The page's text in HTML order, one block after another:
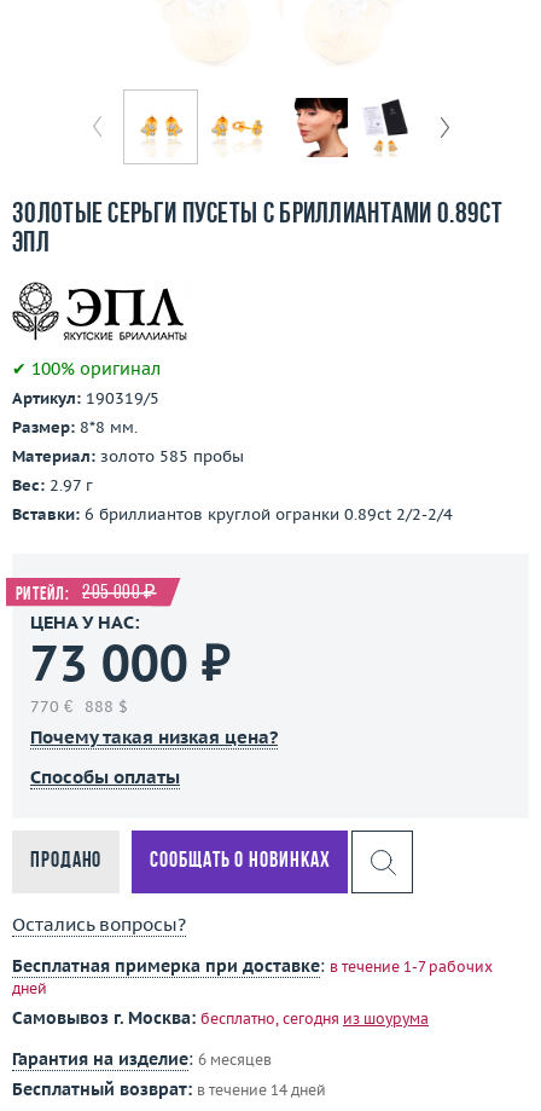
О компании
Контакты
3D-тур по шоуруму
Золотые серьги пусеты с бриллиантами 0.89ct
ЭПЛ
✔ 100% оригинал
Артикул: 190319/5
Размер: 8*8 мм.
Материал: золото 585 пробы
Вес: 2.97 г
Вставки: 6 бриллиантов круглой огранки 0.89ct 2/2-2/4
Ритейл: 205 000 ₽
ЦЕНА У НАС:
73 000 ₽
770 € 888 $
Почему такая низкая цена?
Способы оплаты
Продано Сообщать о новинках
Остались вопросы?
Бесплатная примерка при доставке: в течение 1-7 рабочих
дней
Самовывоз г. Москва: бесплатно, сегодня из шоурума
Гарантия на изделие: 6 месяцев
Бесплатный возврат: в течение 14 дней